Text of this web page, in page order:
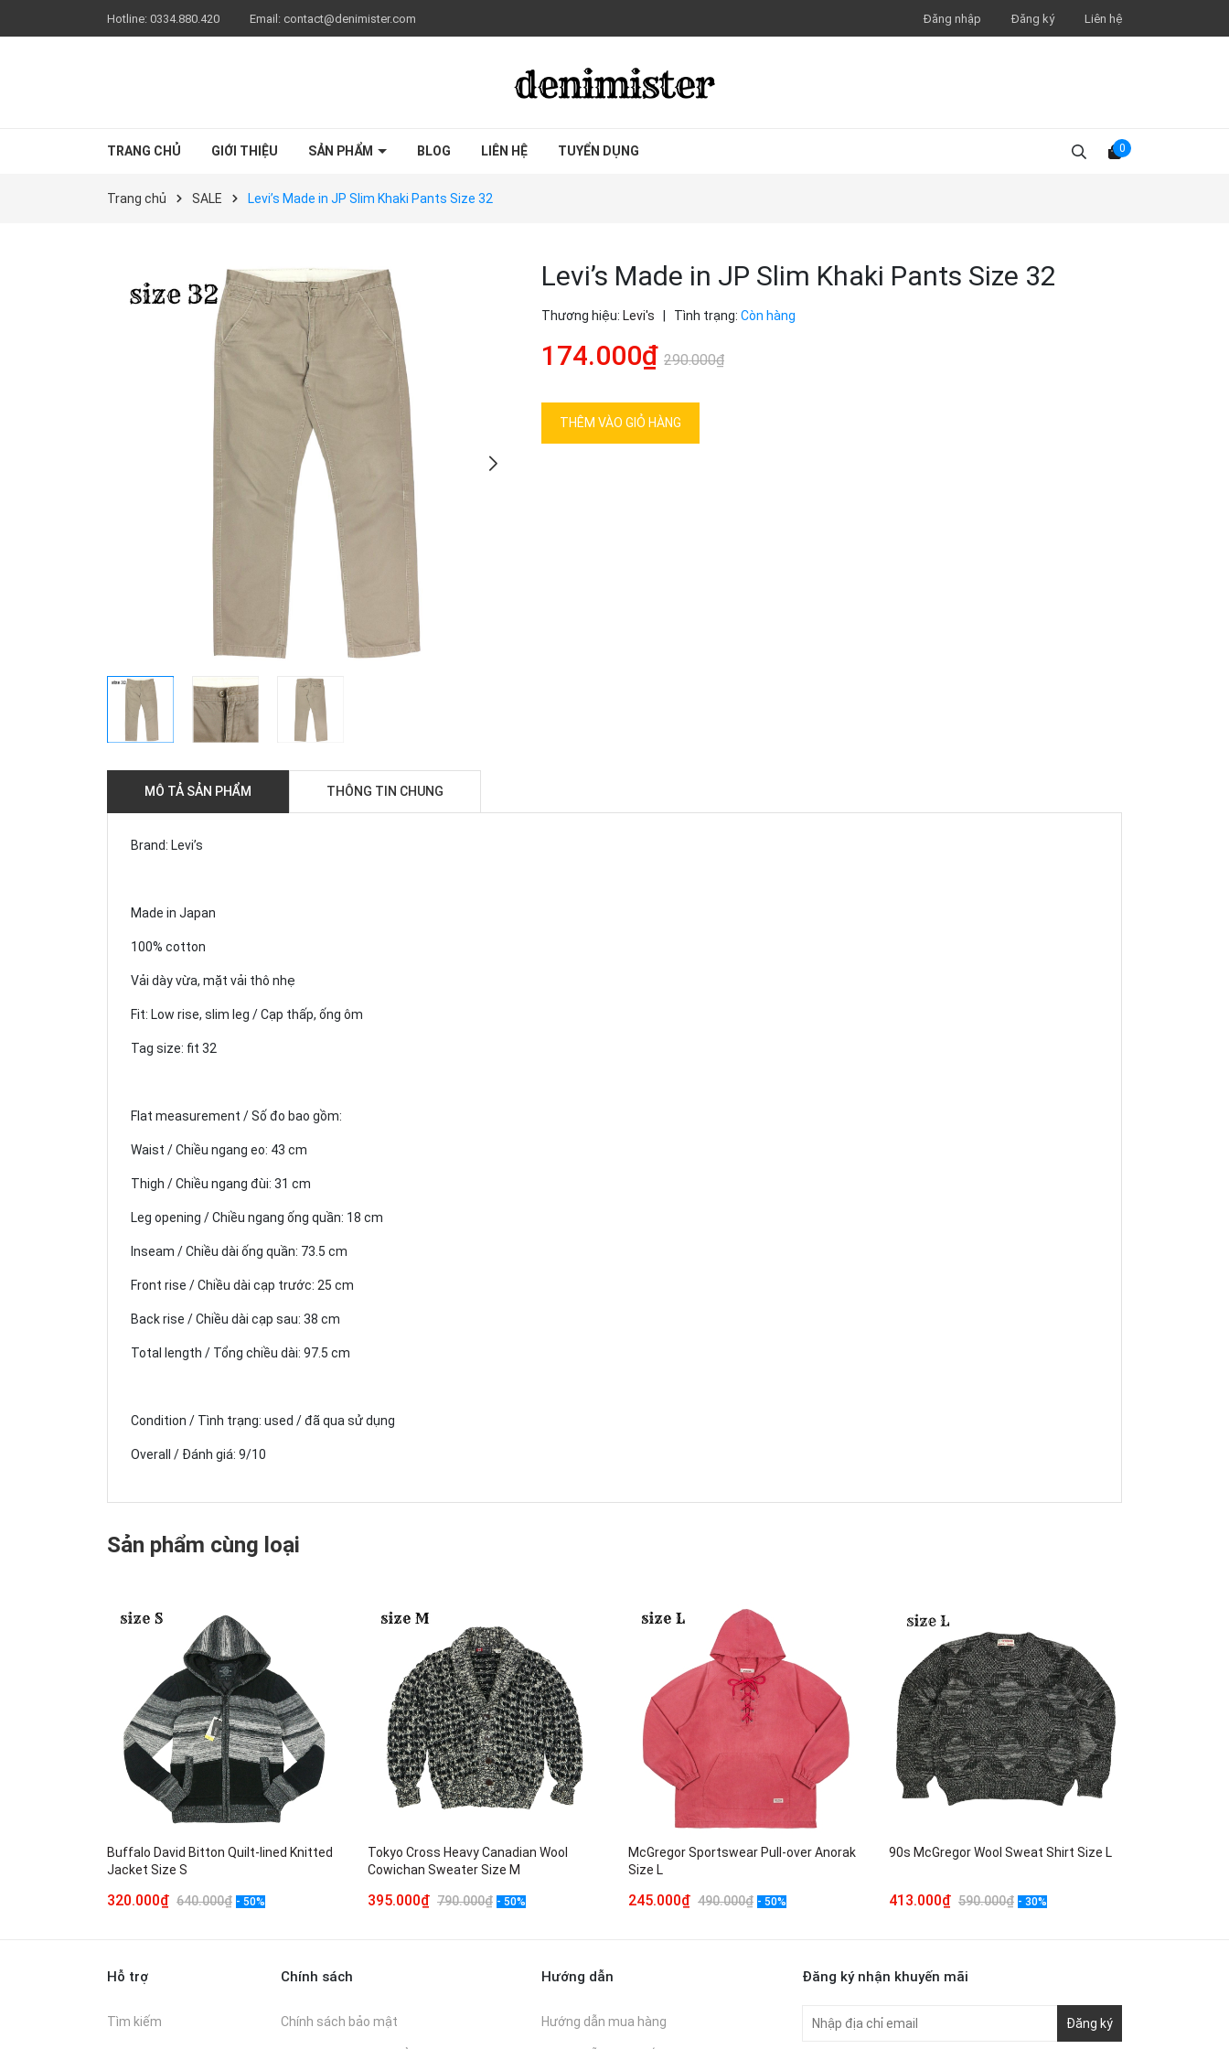
Hotline: 0334.880.420 Email: contact@denimister.com Đăng nhập Đăng ký Liên hệ
TRANG CHỦ GIỚI THIỆU SẢN PHẨM BLOG LIÊN HỆ TUYỂN DỤNG 0
Trang chủ SALE Levi’s Made in JP Slim Khaki Pants Size 32
Levi’s Made in JP Slim Khaki Pants Size 32
Thương hiệu: Levi's Tình trạng: Còn hàng
174.000₫ 290.000₫
THÊM VÀO GIỎ HÀNG
MÔ TẢ SẢN PHẨM THÔNG TIN CHUNG
Brand: Levi’s
Made in Japan
100% cotton
Vải dày vừa, mặt vải thô nhẹ
Fit: Low rise, slim leg / Cạp thấp, ống ôm
Tag size: fit 32
Flat measurement / Số đo bao gồm:
Waist / Chiều ngang eo: 43 cm
Thigh / Chiều ngang đùi: 31 cm
Leg opening / Chiều ngang ống quần: 18 cm
Inseam / Chiều dài ống quần: 73.5 cm
Front rise / Chiều dài cạp trước: 25 cm
Back rise / Chiều dài cạp sau: 38 cm
Total length / Tổng chiều dài: 97.5 cm
Condition / Tình trạng: used / đã qua sử dụng
Overall / Đánh giá: 9/10
Sản phẩm cùng loại
Buffalo David Bitton Quilt-lined Knitted
Jacket Size S
320.000₫ 640.000₫ - 50%
Tokyo Cross Heavy Canadian Wool
Cowichan Sweater Size M
395.000₫ 790.000₫ - 50%
McGregor Sportswear Pull-over Anorak
Size L
245.000₫ 490.000₫ - 50%
90s McGregor Wool Sweat Shirt Size L
413.000₫ 590.000₫ - 30%
Hỗ trợ
Tìm kiếm
Chính sách
Chính sách bảo mật
Hướng dẫn
Hướng dẫn mua hàng
Đăng ký nhận khuyến mãi
Đăng ký